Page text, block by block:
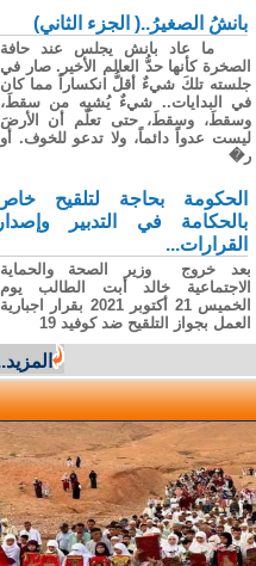
بانشُ الصغيرُ..( الجزء الثاني)
ما عاد بانش يجلس عند حافة
الصخرة كأنها حدُّ العالم الأخير. صار في
جلسته تلكَ شيءٌ أقلُّ انكساراً مما كان
في البدايات.. شيءٌ يُشبِه من سقطَ،
وسقطَ، وسقطَ، حتى تعلّم أن الأرضَ
ليست عدواً دائماً، ولا تدعو للخوف. أو
ر�
الحكومة بحاجة لتلقيح خاص
بالحكامة في التدبير وإصدار
القرارات...
بعد خروج وزير الصحة والحماية
الاجتماعية خالد أبت الطالب يوم
الخميس 21 أكتوبر 2021 بقرار اجبارية
العمل بجواز التلقيح ضد كوفيد 19
المزيد...